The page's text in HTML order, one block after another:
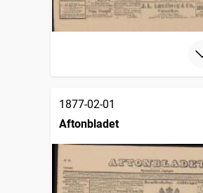
1877-02-01
Aftonbladet